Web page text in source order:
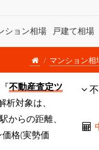
ション相場 戸建て相場
マンション相
不動産査定ツ
析対象は、
からの距離、
格(実勢価